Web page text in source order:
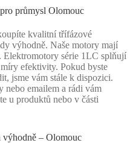
průmysl Olomouc
kvalitní třífázové
výhodně. Naše motory mají
série 1LC splňují
efektivity. Pokud byste
jsme vám stále k dispozici.
nebo emailem a rádi vám
u produktů nebo v části
výhodně – Olomouc